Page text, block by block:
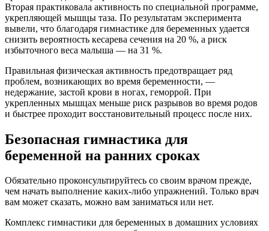
Вторая практиковала активность по специальной программе,
укрепляющей мышцы таза. По результатам эксперимента
вывели, что благодаря гимнастике для беременных удается
снизить вероятность кесарева сечения на 20 %, а риск
избыточного веса малыша — на 31 %.
Правильная физическая активность предотвращает ряд
проблем, возникающих во время беременности, —
недержание, застой крови в ногах, геморрой. При
укрепленных мышцах меньше риск разрывов во время родов
и быстрее проходит восстановительный процесс после них.
Безопасная гимнастика для
беременной на ранних сроках
Обязательно проконсультируйтесь со своим врачом прежде,
чем начать выполнение каких-либо упражнений. Только врач
вам может сказать, можно вам заниматься или нет.
Комплекс гимнастики для беременных в домашних условиях